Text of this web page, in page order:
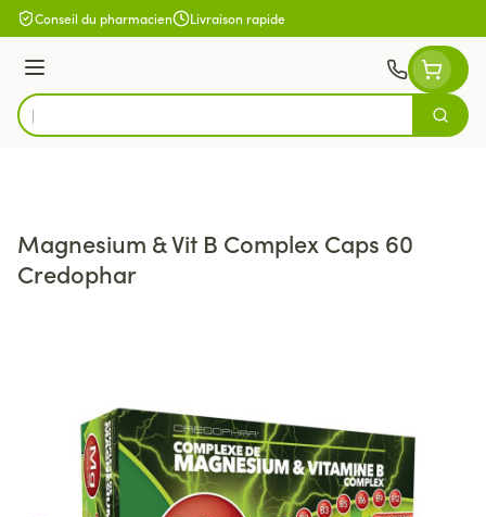
Aller au contenu
Conseil du pharmacien Livraison rapide
Menu
Rechercher
Magnesium & Vit B Complex Caps 60
Credophar